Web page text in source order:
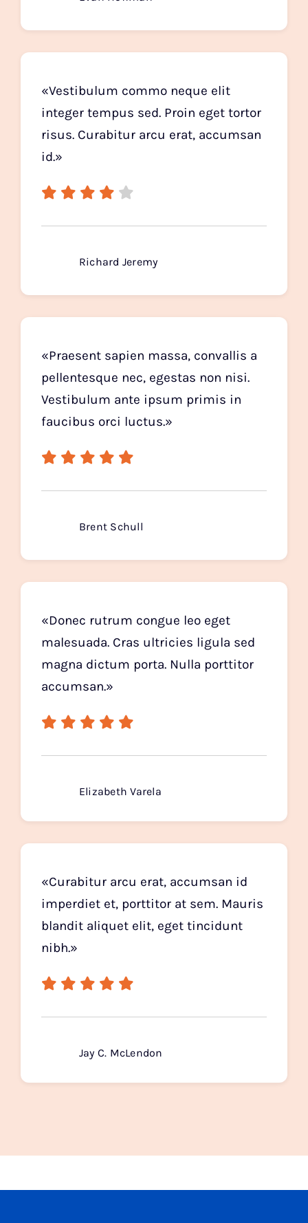
«Vestibulum commo neque elit
integer tempus sed. Proin eget tortor
risus. Curabitur arcu erat, accumsan
id.»
Richard Jeremy
«Praesent sapien massa, convallis a
pellentesque nec, egestas non nisi.
Vestibulum ante ipsum primis in
faucibus orci luctus.»
Brent Schull
«Donec rutrum congue leo eget
malesuada. Cras ultricies ligula sed
magna dictum porta. Nulla porttitor
accumsan.»
Elizabeth Varela
«Curabitur arcu erat, accumsan id
imperdiet et, porttitor at sem. Mauris
blandit aliquet elit, eget tincidunt
nibh.»
Jay C. McLendon